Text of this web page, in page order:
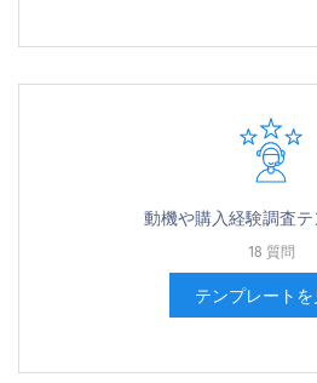
動機や購入経験調査テ
18 質問
テンプレートを